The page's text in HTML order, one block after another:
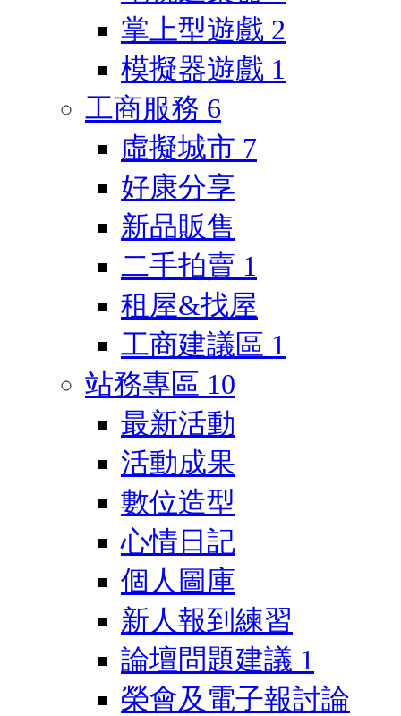
掌上型遊戲 2
模擬器遊戲 1
工商服務 6
虛擬城市 7
好康分享
新品販售
二手拍賣 1
租屋&找屋
工商建議區 1
站務專區 10
最新活動
活動成果
數位造型
心情日記
個人圖庫
新人報到練習
論壇問題建議 1
榮會及電子報討論